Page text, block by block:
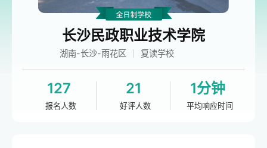
长沙民政职业技术学院
湖南-长沙-雨花区 复读学校
127
报名人数
21
好评人数
1分钟
平均响应时间